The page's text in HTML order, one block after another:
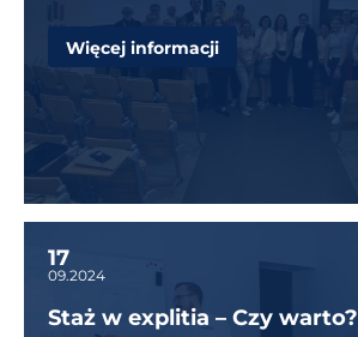
Więcej informacji
17
09.2024
Staż w explitia – Czy warto?